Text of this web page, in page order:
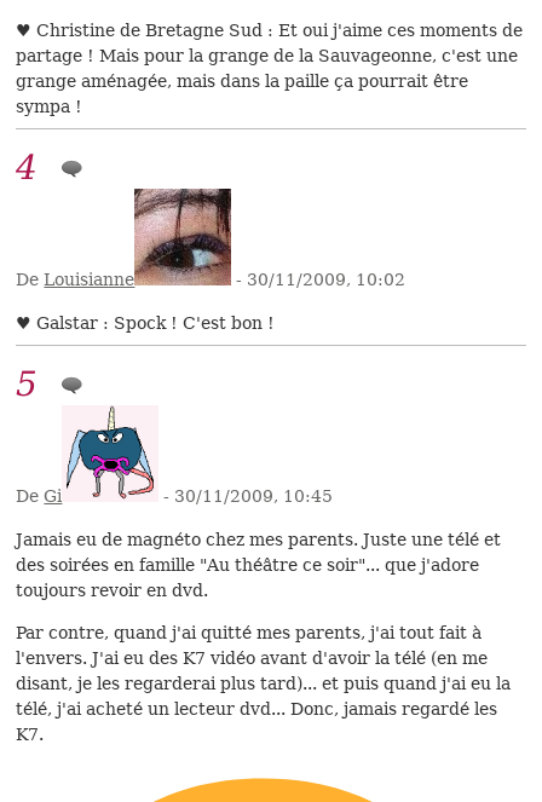
♥ Christine de Bretagne Sud : Et oui j'aime ces moments de
partage ! Mais pour la grange de la Sauvageonne, c'est une
grange aménagée, mais dans la paille ça pourrait être
sympa !
4
DeLouisianne - 30/11/2009, 10:02
♥ Galstar : Spock ! C'est bon !
5
DeGi - 30/11/2009, 10:45
Jamais eu de magnéto chez mes parents. Juste une télé et
des soirées en famille "Au théâtre ce soir"... que j'adore
toujours revoir en dvd.
Par contre, quand j'ai quitté mes parents, j'ai tout fait à
l'envers. J'ai eu des K7 vidéo avant d'avoir la télé (en me
disant, je les regarderai plus tard)... et puis quand j'ai eu la
télé, j'ai acheté un lecteur dvd... Donc, jamais regardé les
K7.